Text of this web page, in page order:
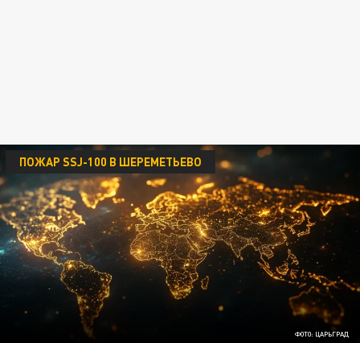
ФОТО: ЦАРЬГРАД
ПОЖАР SSJ-100 В ШЕРЕМЕТЬЕВО